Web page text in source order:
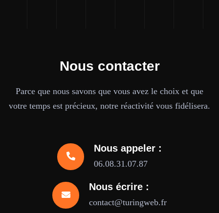
Nous contacter
Parce que nous savons que vous avez le choix et que
votre temps est précieux, notre réactivité vous fidélisera.
Nous appeler :
06.08.31.07.87
Nous écrire :
contact@turingweb.fr